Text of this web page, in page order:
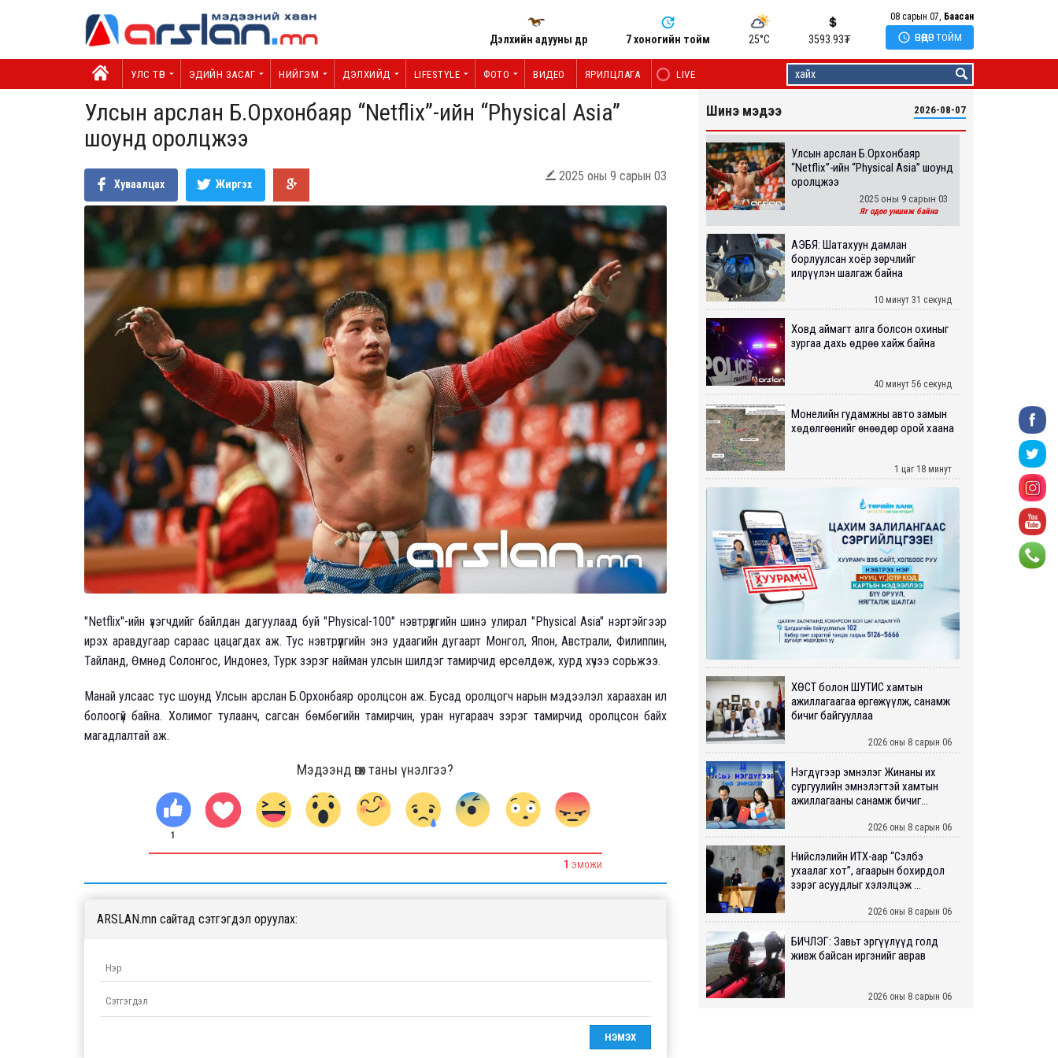
Дэлхийн адууны өдөр 7 хоногийн тойм 25°C 3593.93₮
08 сарын 07, Баасан
 ӨНӨӨДӨР ТОЙМ
УЛС ТӨР ЭДИЙН ЗАСАГ НИЙГЭМ ДЭЛХИЙД LIFESTYLE ФОТО ВИДЕО ЯРИЛЦЛАГА LIVE
Улсын арслан Б.Орхонбаяр “Netflix”-ийн “Physical Asia”
шоунд оролцжээ
Хуваалцах Жиргэх
 2025 оны 9 сарын 03
"Netflix"-ийн үзэгчдийг байлдан дагуулаад буй "Physical-100" нэвтрүүлгийн шинэ улирал "Physical Asia" нэртэйгээр
ирэх аравдугаар сараас цацагдах аж. Тус нэвтрүүлгийн энэ удаагийн дугаарт Монгол, Япон, Австрали, Филиппин,
Тайланд, Өмнөд Солонгос, Индонез, Турк зэрэг найман улсын шилдэг тамирчид өрсөлдөж, хурд хүчээ сорьжээ.
Манай улсаас тус шоунд Улсын арслан Б.Орхонбаяр оролцсон аж. Бусад оролцогч нарын мэдээлэл хараахан ил
болоогүй байна. Холимог тулаанч, сагсан бөмбөгийн тамирчин, уран нугараач зэрэг тамирчид оролцсон байх
магадлалтай аж.
Мэдээнд өгөх таны үнэлгээ?
1
1 ЭМОЖИ
ARSLAN.mn сайтад сэтгэгдэл оруулах:
Шинэ мэдээ 2026-08-07
Улсын арслан Б.Орхонбаяр
“Netflix”-ийн “Physical Asia” шоунд
оролцжээ
2025 оны 9 сарын 03
Яг одоо уншиж байна
АҮЭБЯ: Шатахуун дамлан
борлуулсан хоёр зөрчлийг
илрүүлэн шалгаж байна
10 минут 31 секунд
Ховд аймагт алга болсон охиныг
зургаа дахь өдрөө хайж байна
40 минут 56 секунд
Монелийн гудамжны авто замын
хөдөлгөөнийг өнөөдөр орой хаана
1 цаг 18 минут
ХӨСҮТ болон ШУТИС хамтын
ажиллагаагаа өргөжүүлж, санамж
бичиг байгууллаа
2026 оны 8 сарын 06
Нэгдүгээр эмнэлэг Жинаны их
сургуулийн эмнэлэгтэй хамтын
ажиллагааны санамж бичиг...
2026 оны 8 сарын 06
Нийслэлийн ИТХ-аар “Сэлбэ
ухаалаг хот”, агаарын бохирдол
зэрэг асуудлыг хэлэлцэж ...
2026 оны 8 сарын 06
БИЧЛЭГ: Завьт эргүүлүүд голд
живж байсан иргэнийг аврав
2026 оны 8 сарын 06